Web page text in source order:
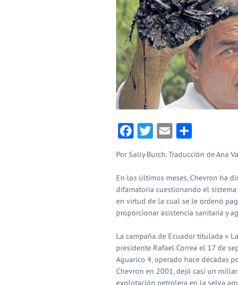
Facebook
Twitter
Email
Por Sally Burch. Traducción de Ana
En los últimos meses, Chevron ha
difamatoria cuestionando el
en virtud de la cual se le ordenó
proporcionar asistencia sanitaria y
La campaña de Ecuador titulada »
presidente Rafael Correa el 17 de
Aguarico 4, operado hace décadas
Chevron en 2001, dejó casi un
explotación petrolera en la selva